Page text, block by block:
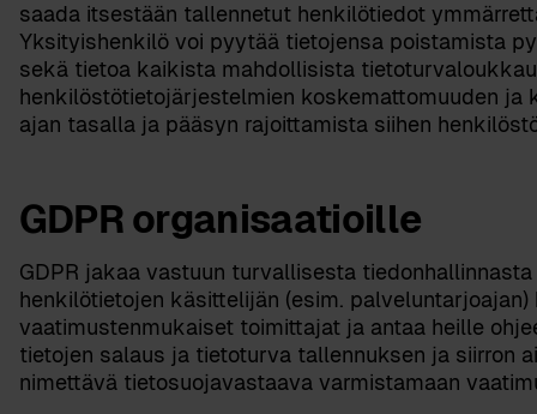
saada itsestään tallennetut henkilötiedot
Yksityishenkilö voi pyytää tietojensa poistamista
sekä tietoa kaikista mahdollisista
henkilöstötietojärjestelmien koskemattomuuden
ajan tasalla ja pääsyn rajoittamista siihen
GDPR organisaatioille
GDPR jakaa vastuun turvallisesta
henkilötietojen käsittelijän (esim.
vaatimustenmukaiset toimittajat ja antaa heille
tietojen salaus ja tietoturva tallennuksen ja siirron
nimettävä tietosuojavastaava varmistamaan